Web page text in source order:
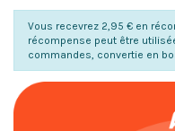
Vous recevrez 2,95 € en
récompense peut être
commandes, convertie en